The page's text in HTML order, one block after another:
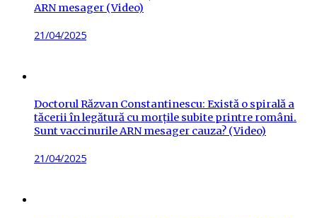
ARN mesager (Video)
Posted
21/04/2025
Doctorul Răzvan Constantinescu: Există o spirală a
tăcerii în legătură cu morțile subite printre români.
Sunt vaccinurile ARN mesager cauza? (Video)
Posted
21/04/2025